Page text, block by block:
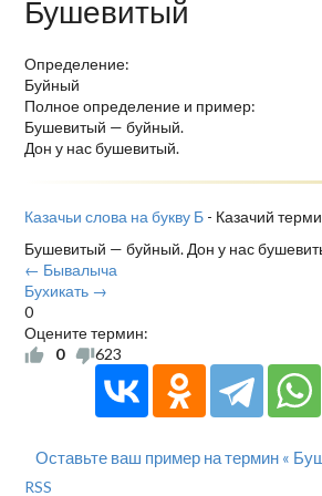
Бушевитый
Определение:
Буйный
Полное определение и пример:
Бушевитый — буйный.
Дон у нас бушевитый.
Казачьи слова на букву Б - Казачий
Бушевитый — буйный. Дон у нас
← Бывалыча
Бухикать →
0
Оцените термин:
0
623
Оставьте ваш пример на термин «
RSS